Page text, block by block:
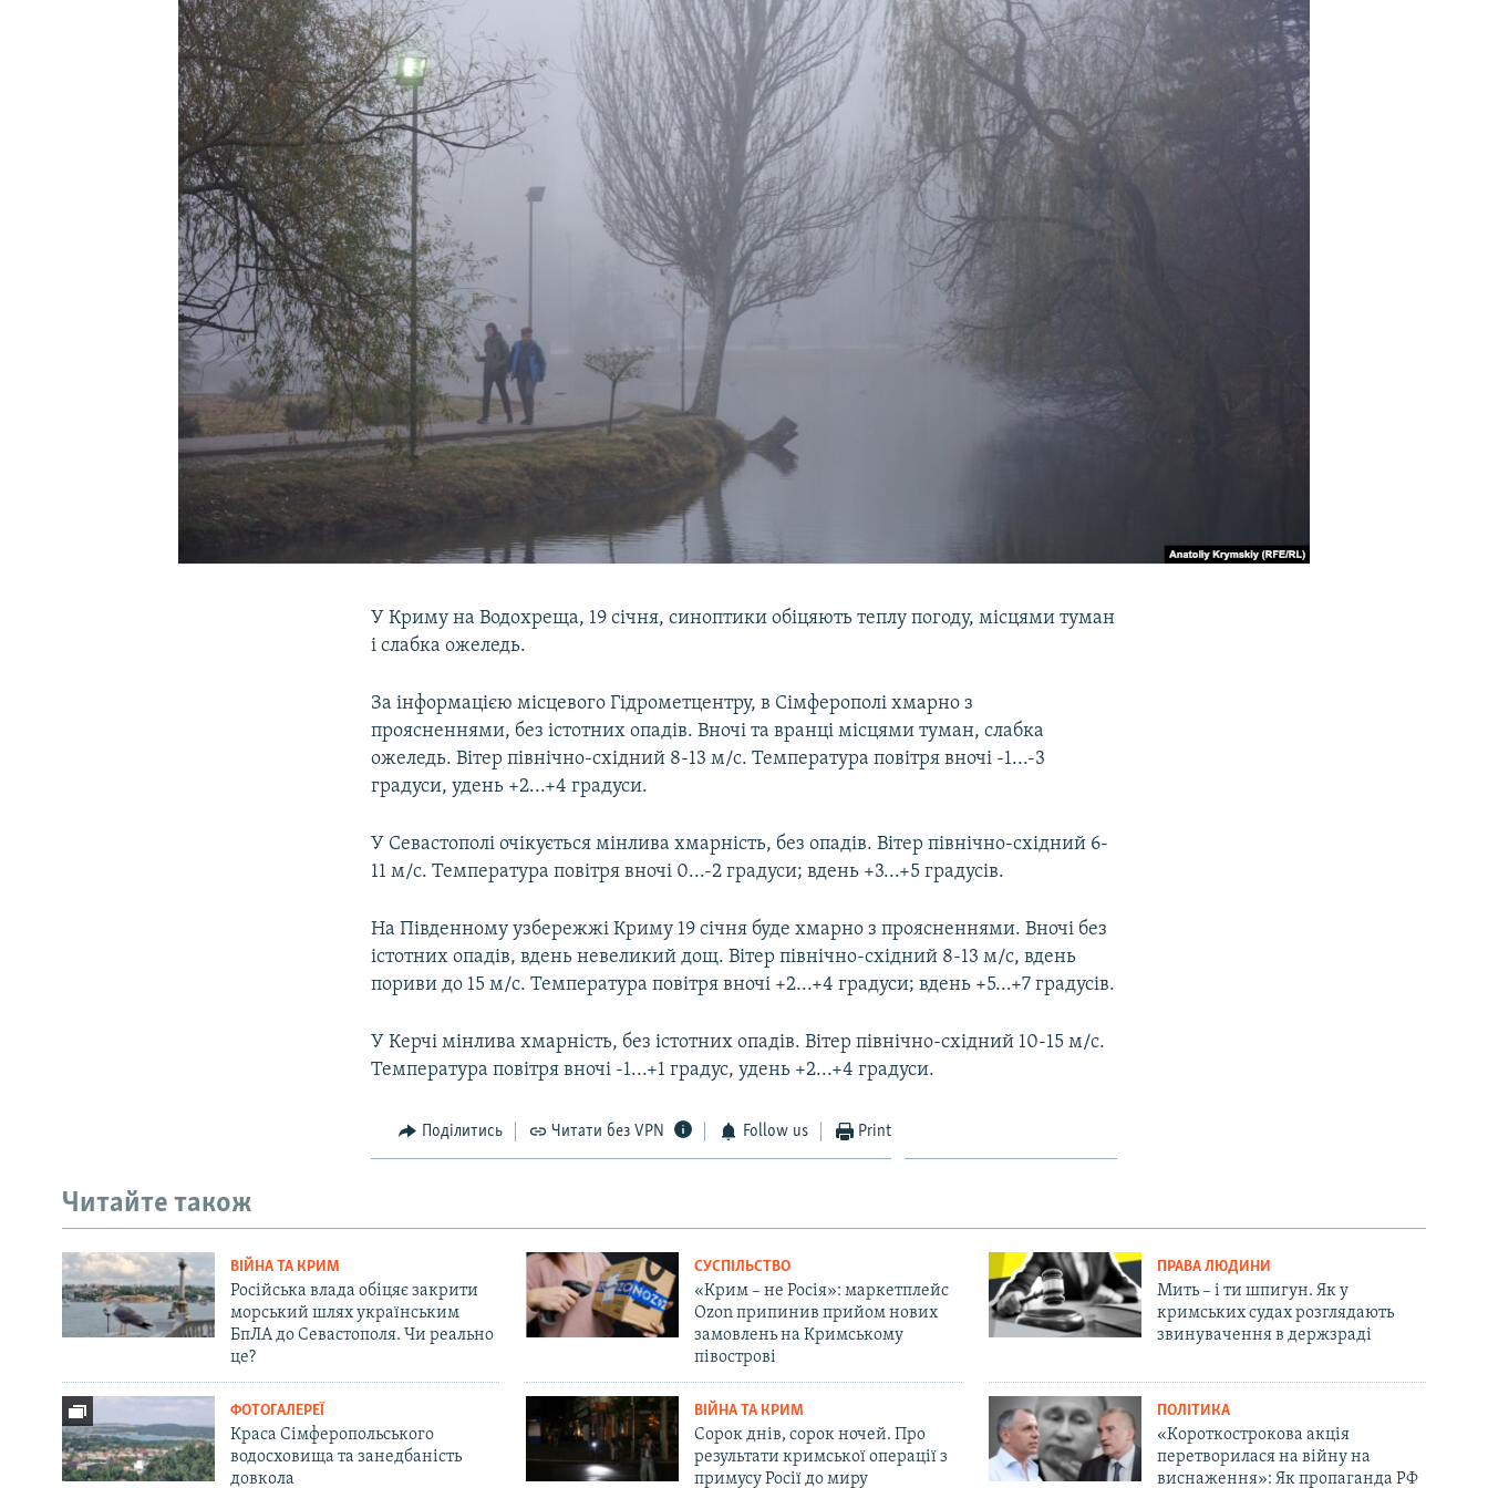
УКРАЇНСЬКА ПРОБЛЕМА КРИМУ
У Криму на Водохреща, 19 січня, синоптики обіцяють теплу погоду, місцями туман
і слабка ожеледь.
За інформацією місцевого Гідрометцентру, в Сімферополі хмарно з
проясненнями, без істотних опадів. Вночі та вранці місцями туман, слабка
ожеледь. Вітер північно-східний 8-13 м/с. Температура повітря вночі -1...-3
градуси, удень +2...+4 градуси.
У Севастополі очікується мінлива хмарність, без опадів. Вітер північно-східний 6-
11 м/с. Температура повітря вночі 0...-2 градуси; вдень +3...+5 градусів.
На Південному узбережжі Криму 19 січня буде хмарно з проясненнями. Вночі без
істотних опадів, вдень невеликий дощ. Вітер північно-східний 8-13 м/с, вдень
пориви до 15 м/с. Температура повітря вночі +2...+4 градуси; вдень +5...+7 градусів.
У Керчі мінлива хмарність, без істотних опадів. Вітер північно-східний 10-15 м/с.
Температура повітря вночі -1...+1 градус, удень +2...+4 градуси.
Поділитись Читати без VPN Follow us Print
Читайте також
ВІЙНА ТА КРИМ
Російська влада обіцяє закрити
морський шлях українським
БпЛА до Севастополя. Чи реально
це?
СУСПІЛЬСТВО
«Крим – не Росія»: маркетплейс
Ozon припинив прийом нових
замовлень на Кримському
півострові
ПРАВА ЛЮДИНИ
Мить – і ти шпигун. Як у
кримських судах розглядають
звинувачення в держзраді
ФОТОГАЛЕРЕЇ
Краса Сімферопольського
водосховища та занедбаність
довкола
ВІЙНА ТА КРИМ
Сорок днів, сорок ночей. Про
результати кримської операції з
примусу Росії до миру
ПОЛІТИКА
«Короткострокова акція
перетворилася на війну на
виснаження»: Як пропаганда РФ